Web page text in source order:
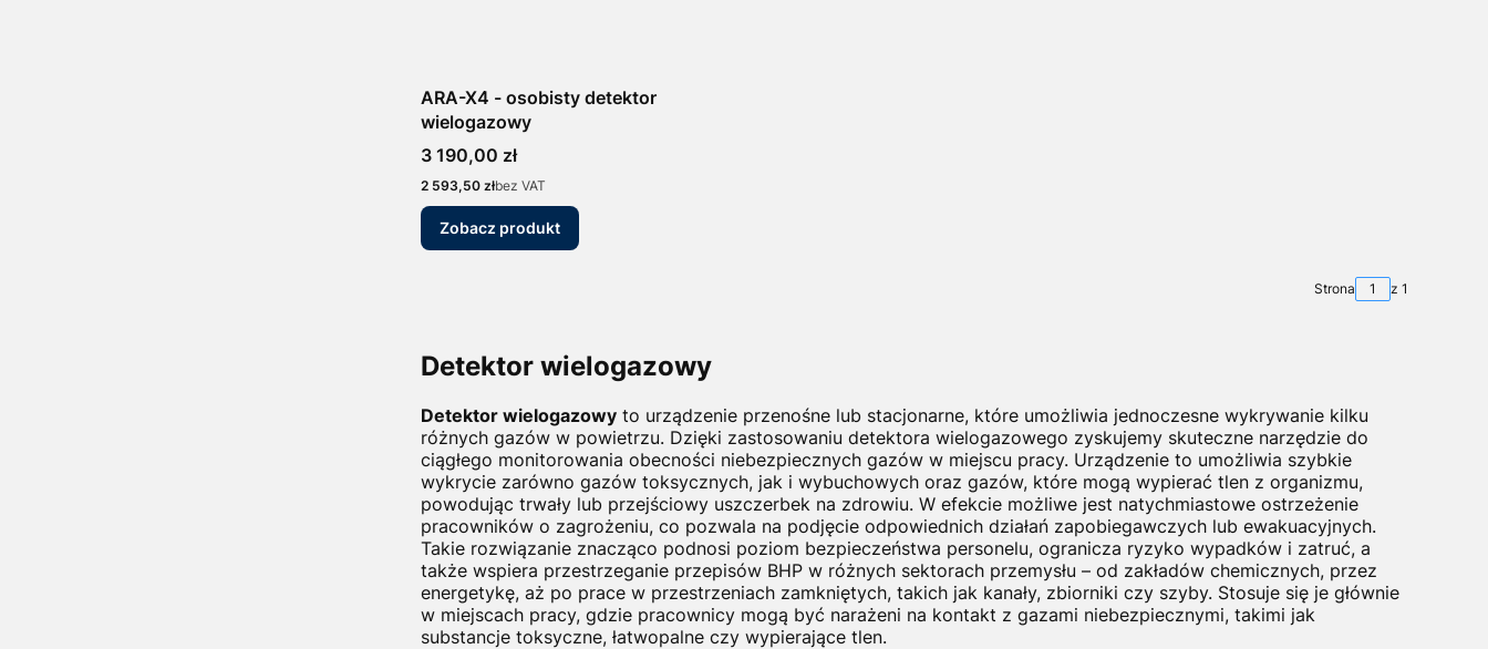
ARA-X4 - osobisty detektor
wielogazowy
Cena
3 190,00 zł
Cena
2 593,50 złbez VAT
Zobacz produkt
Strona z 1
Detektor wielogazowy
Detektor wielogazowy to urządzenie przenośne lub stacjonarne, które umożliwia jednoczesne wykrywanie kilku
różnych gazów w powietrzu. Dzięki zastosowaniu detektora wielogazowego zyskujemy skuteczne narzędzie do
ciągłego monitorowania obecności niebezpiecznych gazów w miejscu pracy. Urządzenie to umożliwia szybkie
wykrycie zarówno gazów toksycznych, jak i wybuchowych oraz gazów, które mogą wypierać tlen z organizmu,
powodując trwały lub przejściowy uszczerbek na zdrowiu. W efekcie możliwe jest natychmiastowe ostrzeżenie
pracowników o zagrożeniu, co pozwala na podjęcie odpowiednich działań zapobiegawczych lub ewakuacyjnych.
Takie rozwiązanie znacząco podnosi poziom bezpieczeństwa personelu, ogranicza ryzyko wypadków i zatruć, a
także wspiera przestrzeganie przepisów BHP w różnych sektorach przemysłu – od zakładów chemicznych, przez
energetykę, aż po prace w przestrzeniach zamkniętych, takich jak kanały, zbiorniki czy szyby. Stosuje się je głównie
w miejscach pracy, gdzie pracownicy mogą być narażeni na kontakt z gazami niebezpiecznymi, takimi jak
substancje toksyczne, łatwopalne czy wypierające tlen.